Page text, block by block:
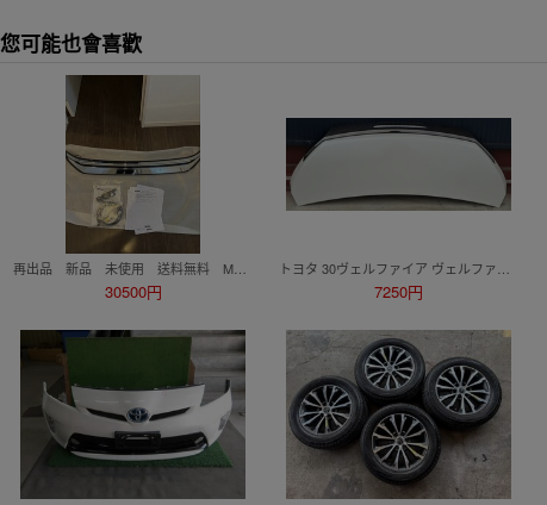
您可能也會喜歡
30500円 7250円